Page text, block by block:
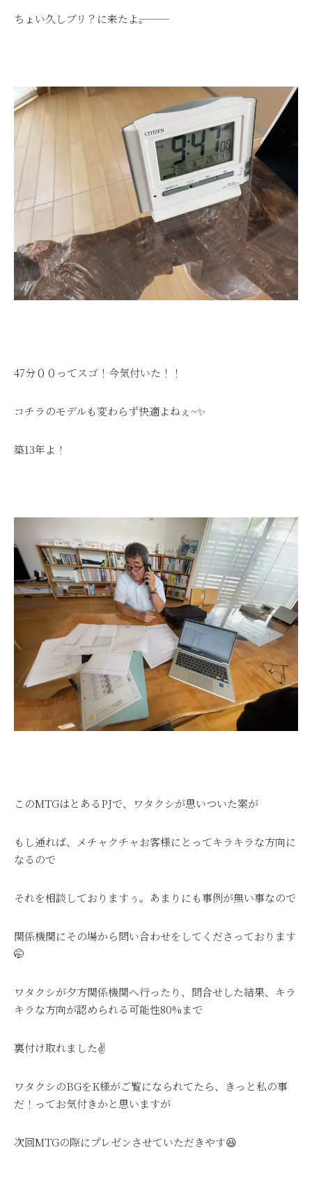
ちょい久しブリ？に来たよ―――。
47分００ってスゴ！今気付いた！！
コチラのモデルも変わらず快適よねぇ~✨
築13年よ！
このMTGはとあるPJで、ワタクシが思いついた案が
もし通れば、メチャクチャお客様にとってキラキラな方向に
なるので
それを相談しておりますぅ。あまりにも事例が無い事なので
関係機関にその場から問い合わせをしてくださっております
🤭
ワタクシが夕方関係機関へ行ったり、問合せした結果、キラ
キラな方向が認められる可能性80%まで
裏付け取れました✌
ワタクシのBGをK様がご覧になられてたら、きっと私の事
だ！ってお気付きかと思いますが
次回MTGの際にプレゼンさせていただきやす😆